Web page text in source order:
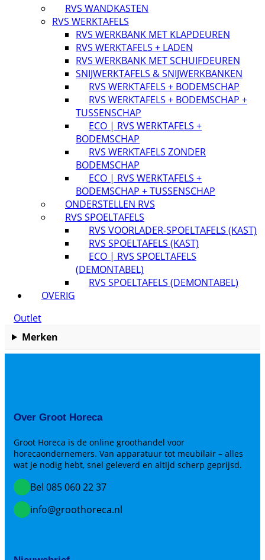
RVS WANDKASTEN
RVS WERKTAFELS
RVS WERKBANK MET KLAPDEUREN
RVS WERKTAFELS + LADEN
RVS WERKBANK MET SCHUIFDEUREN
SNIJWERKTAFELS & SNIJWERKBANKEN
RVS WERKTAFELS + BODEMSCHAP
RVS WERKTAFELS + BODEMSCHAP +
TUSSENSCHAP
ECO | RVS WERKTAFELS +
BODEMSCHAP
RVS WERKTAFELS ZONDER
BODEMSCHAP
ECO | RVS WERKTAFELS +
BODEMSCHAP + TUSSENSCHAP
ONDERSTELLEN RVS
RVS SPOELTAFELS
RVS VOORLADER-SPOELTAFELS (KAST)
RVS SPOELTAFELS (KAST)
ECO | RVS SPOELTAFELS
(DEMONTABEL)
RVS SPOELTAFELS (DEMONTABEL)
OVERIG
Outlet
Merken
Over Groot Horeca
Groot Horeca is de online groothandel voor
horecaondernemers. Van apparatuur tot meubilair – alles
wat je nodig hebt, snel geleverd en altijd scherp geprijsd.
Bel 085 060 22 37
info@groothoreca.nl